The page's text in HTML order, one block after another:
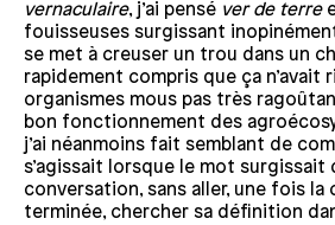
vernaculaire, j’ai pensé ver de terre
fouisseuses surgissant
se met à creuser un trou dans un
rapidement compris que ça n’avait
organismes mous pas très
bon fonctionnement des
j’ai néanmoins fait semblant de
s’agissait lorsque le mot surgissait
conversation, sans aller, une fois la
terminée, chercher sa définition